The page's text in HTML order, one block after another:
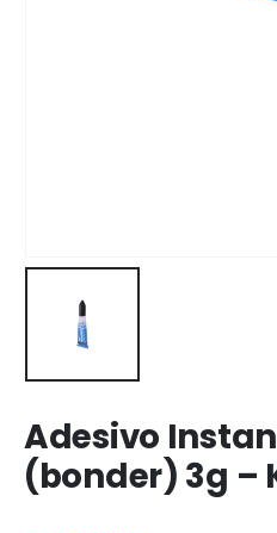
Adesivo
(bonder) 3g –